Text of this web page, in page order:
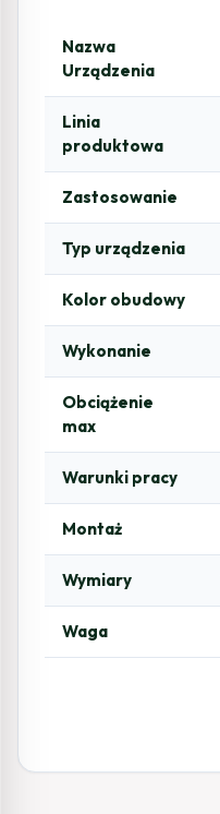
Nazwa
Urządzenia
Linia
produktowa
Zastosowanie
Typ urządzenia
Kolor obudowy
Wykonanie
Obciążenie
max
Warunki pracy
Montaż
Wymiary
Waga